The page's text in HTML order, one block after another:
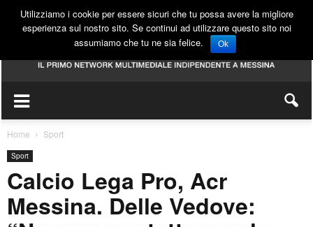
Home Sport
Sport
Calcio Lega Pro, Acr
Messina. Delle Vedove:
Utilizziamo i cookie per essere sicuri che tu possa avere la migliore
esperienza sul nostro sito. Se continui ad utilizzare questo sito noi
assumiamo che tu ne sia felice.
Ok